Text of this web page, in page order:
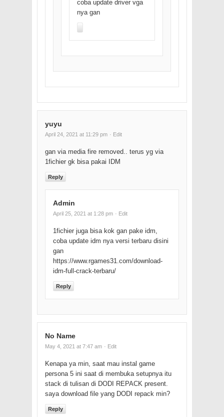
coba update driver vga
nya gan
yuyu
April 24, 2021 at 11:29 pm · Edit
gan via media fire removed.. terus yg via
1fichier gk bisa pakai IDM
Reply
Admin
April 25, 2021 at 1:28 pm · Edit
1fichier juga bisa kok gan pake idm,
coba update idm nya versi terbaru disini
gan
https://www.rgames31.com/download-
idm-full-crack-terbaru/
Reply
No Name
May 4, 2021 at 7:47 am · Edit
Kenapa ya min, saat mau instal game
persona 5 ini saat di membuka setupnya itu
stack di tulisan di DODI REPACK present.
saya download file yang DODI repack min?
Reply